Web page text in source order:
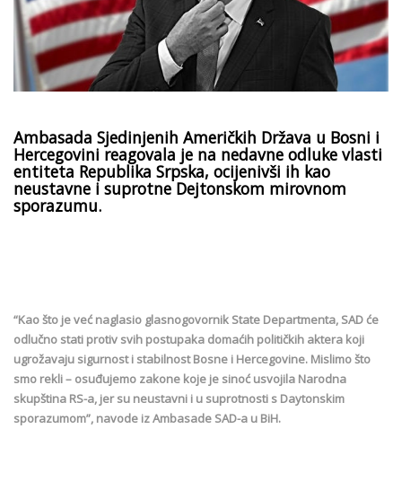
Ambasada Sjedinjenih Američkih Država u Bosni i
Hercegovini reagovala je na nedavne odluke vlasti
entiteta Republika Srpska, ocijenivši ih kao
neustavne i suprotne Dejtonskom mirovnom
sporazumu.
“Kao što je već naglasio glasnogovornik State Departmenta, SAD će
odlučno stati protiv svih postupaka domaćih političkih aktera koji
ugrožavaju sigurnost i stabilnost Bosne i Hercegovine. Mislimo što
smo rekli – osuđujemo zakone koje je sinoć usvojila Narodna
skupština RS-a, jer su neustavni i u suprotnosti s Daytonskim
sporazumom”, navode iz Ambasade SAD-a u BiH.